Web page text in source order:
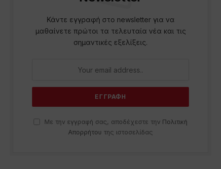
Κάντε εγγραφή στο newsletter για να
μαθαίνετε πρώτοι τα τελευταία νέα και τις
σημαντικές εξελίξεις.
Με την εγγραφή σας, αποδέχεστε την Πολιτική
Απορρήτου της ιστοσελίδας